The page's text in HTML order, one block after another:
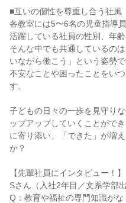
■互いの個性を尊重し合う社風
各教室には5〜6名の児童指導
活躍している社員の性別、年齢
そんな中でも共通しているの
いながら働こう」という姿勢で
不安なことや困ったことをい
す。
子どもの日々の一歩を見守り
ップアップしていくことがで
に寄り添い、「できた」が増
か？
【先輩社員にインタビュー！】
Sさん（入社2年目／文系学部
Q：教育や福祉の専門知識がな